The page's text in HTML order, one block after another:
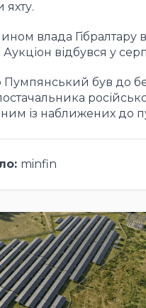
яхту.
влада Гібралтару
відбувся у
був до
із наближених до
minfin